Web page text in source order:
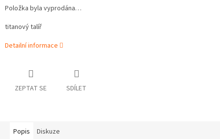
Položka byla vyprodána…
titanový talíř
Detailní informace
ZEPTAT SE SDÍLET
Popis Diskuze